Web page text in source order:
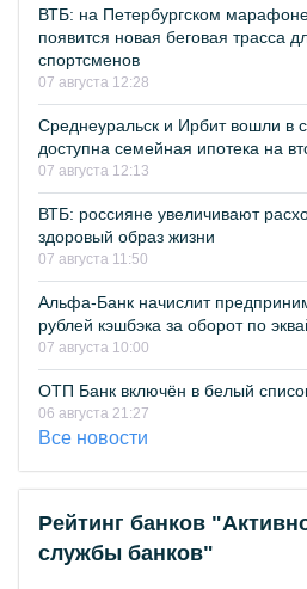
ВТБ: на Петербургском
появится новая беговая трасса
спортсменов
07 августа 12:28
Среднеуральск и Ирбит вошли в
доступна семейная ипотека на
07 августа 12:13
ВТБ: россияне увеличивают
здоровый образ жизни
07 августа 11:50
Альфа-Банк начислит
рублей кэшбэка за оборот по
07 августа 10:00
ОТП Банк включён в белый
06 августа 21:27
Все новости
Рейтинг банков
службы банков"